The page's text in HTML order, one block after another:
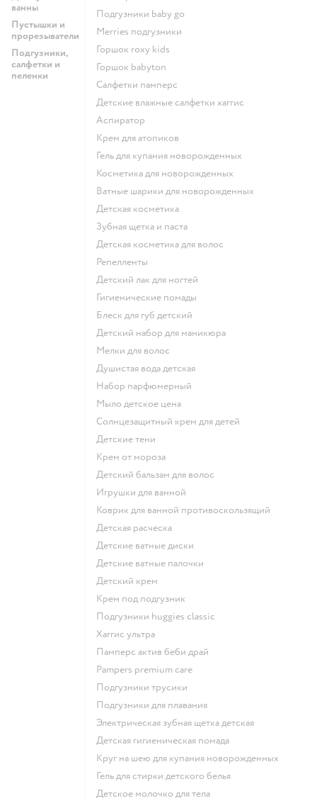
ванны
Пустышки и
прорезыватели
Подгузники,
салфетки и
пеленки
подгузники baby go
merries подгузники
горшок roxy kids
горшок babyton
салфетки памперс
детские влажные салфетки хаггис
аспиратор
крем для атопиков
гель для купания новорожденных
косметика для новорожденных
ватные шарики для новорожденных
детская косметика
зубная щетка и паста
детская косметика для волос
репелленты
детский лак для ногтей
гигиенические помады
блеск для губ детский
детский набор для маникюра
мелки для волос
душистая вода детская
набор парфюмерный
мыло детское цена
солнцезащитный крем для детей
детские тени
крем от мороза
детский бальзам для волос
игрушки для ванной
коврик для ванной противоскользящий
детская расческа
детские ватные диски
детские ватные палочки
детский крем
крем под подгузник
подгузники huggies classic
хаггис ультра
памперс актив беби драй
pampers premium care
подгузники трусики
подгузники для плавания
электрическая зубная щетка детская
детская гигиеническая помада
круг на шею для купания новорожденных
гель для стирки детского белья
детское молочко для тела